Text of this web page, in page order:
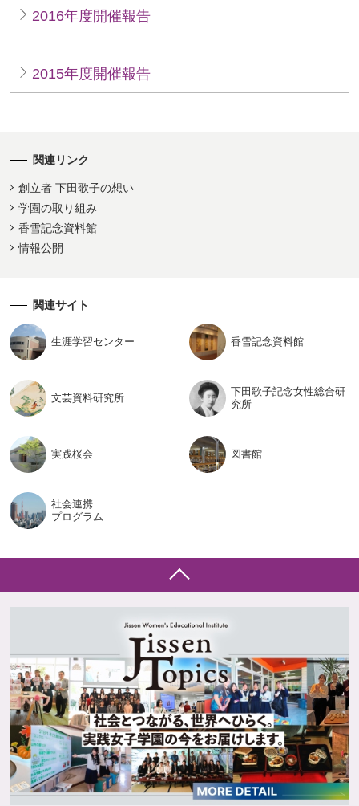
2016年度開催報告
2015年度開催報告
関連リンク
創立者 下田歌子の想い
学園の取り組み
香雪記念資料館
情報公開
関連サイト
生涯学習センター 香雪記念資料館
文芸資料研究所
下田歌子記念女性総合研
究所
実践桜会 図書館
社会連携
プログラム